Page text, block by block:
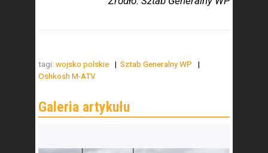
tagi: wojsko polskie
Sztab Generalny WP
Oshkosh M-ATV